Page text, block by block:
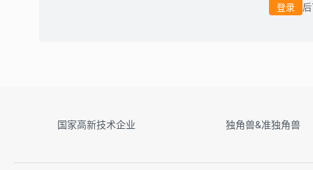
登录
国家高新技术企业 独角兽&准独角兽